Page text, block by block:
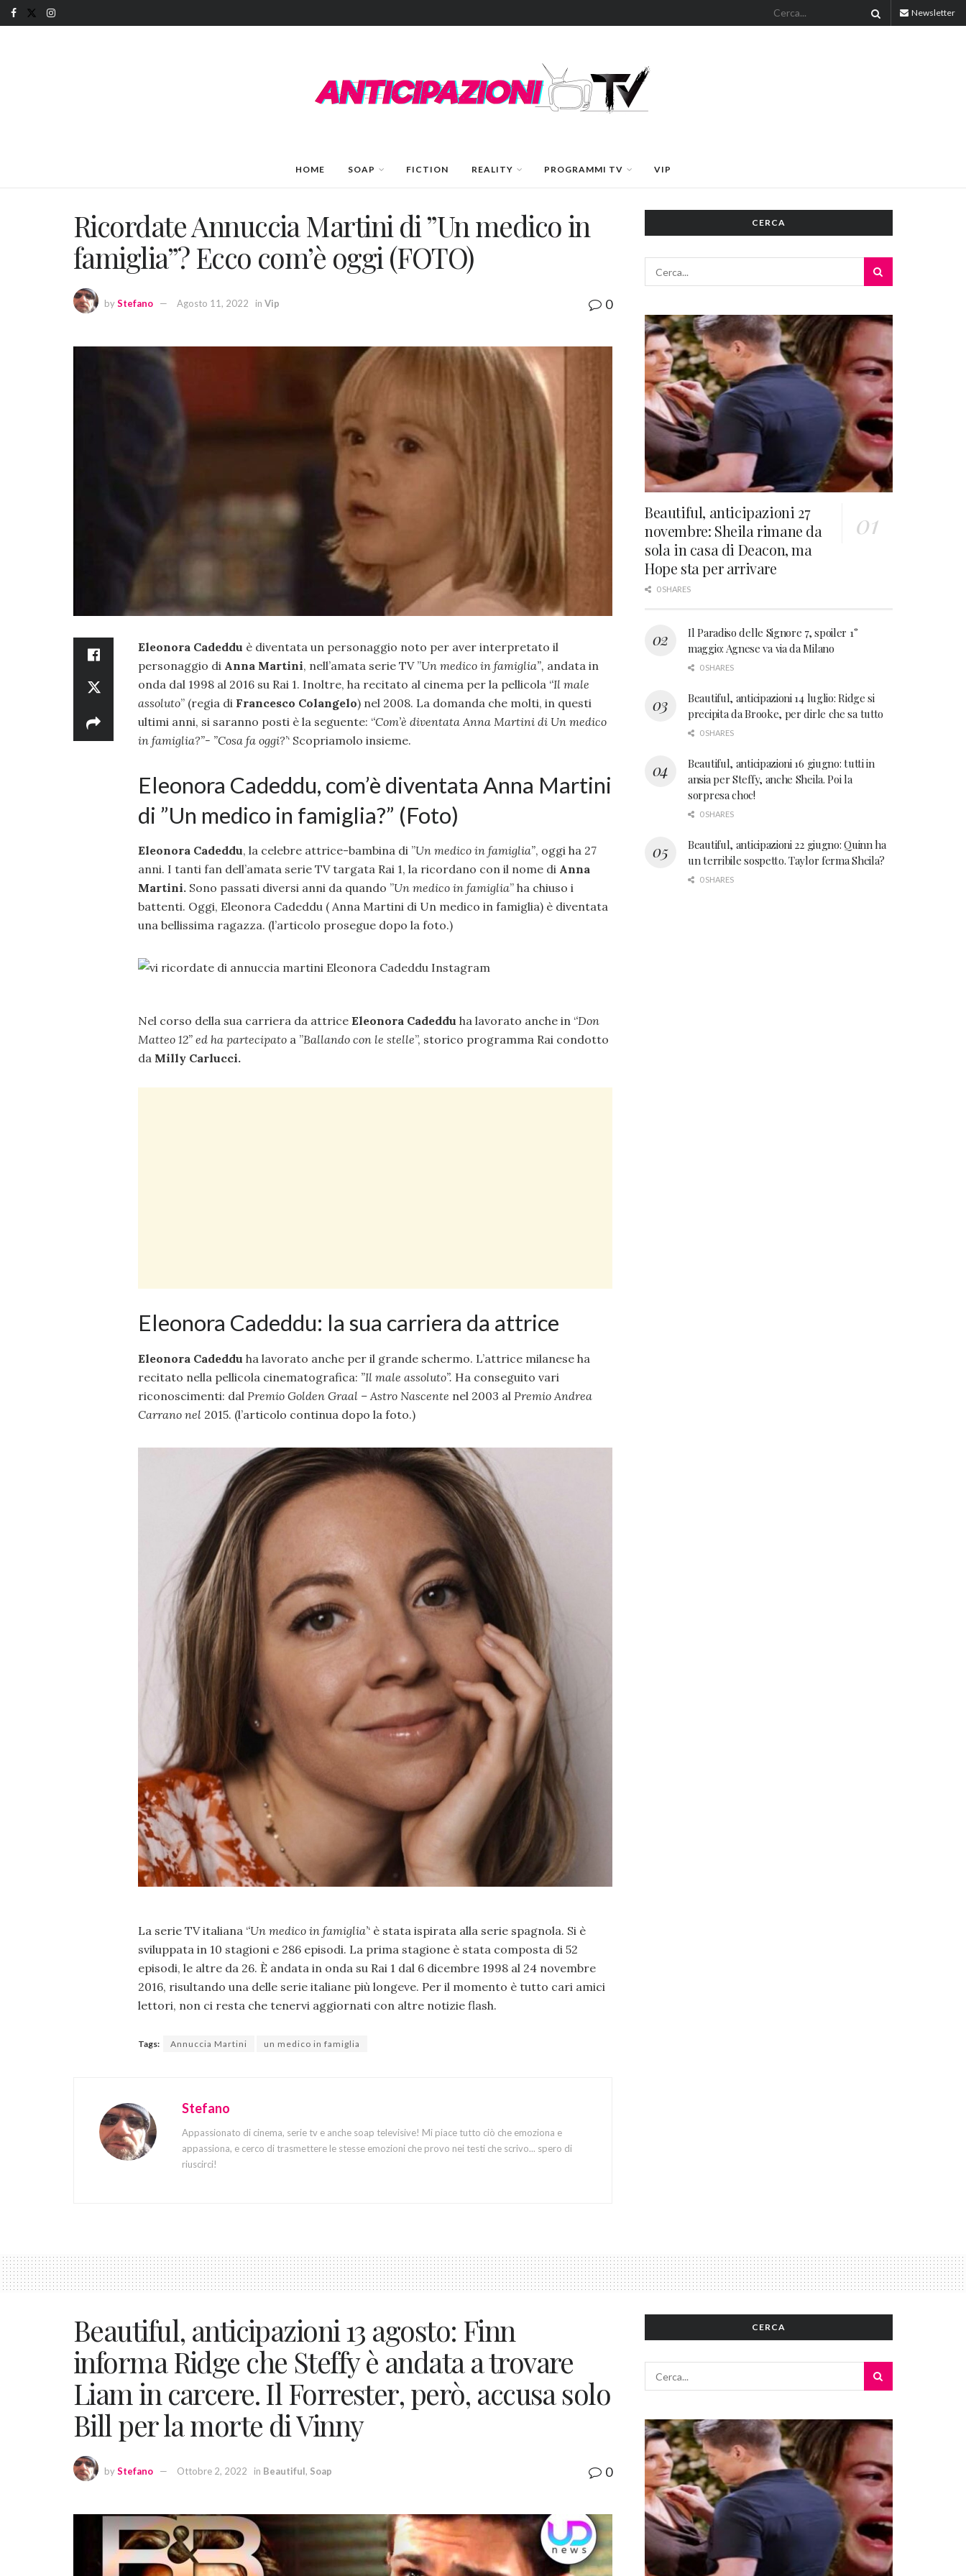
Newsletter
HOME SOAP FICTION REALITY PROGRAMMI TV VIP
Ricordate Annuccia Martini di ”Un medico in
famiglia”? Ecco com’è oggi (FOTO)
byStefano Agosto 11, 2022 in Vip 0
Eleonora Cadeddu è diventata un personaggio noto per aver interpretato il
personaggio di Anna Martini, nell’amata serie TV ”Un medico in famiglia”, andata in
onda dal 1998 al 2016 su Rai 1. Inoltre, ha recitato al cinema per la pellicola ‘‘Il male
assoluto” (regia di Francesco Colangelo) nel 2008. La domanda che molti, in questi
ultimi anni, si saranno posti è la seguente: ‘‘Com’è diventata Anna Martini di Un medico
in famiglia?”- ”Cosa fa oggi?’‘ Scopriamolo insieme.
Eleonora Cadeddu, com’è diventata Anna Martini
di ”Un medico in famiglia?” (Foto)
Eleonora Cadeddu, la celebre attrice-bambina di ”Un medico in famiglia”, oggi ha 27
anni. I tanti fan dell’amata serie TV targata Rai 1, la ricordano con il nome di Anna
Martini. Sono passati diversi anni da quando ”Un medico in famiglia” ha chiuso i
battenti. Oggi, Eleonora Cadeddu ( Anna Martini di Un medico in famiglia) è diventata
una bellissima ragazza. (l’articolo prosegue dopo la foto.)
Nel corso della sua carriera da attrice Eleonora Cadeddu ha lavorato anche in ‘‘Don
Matteo 12” ed ha partecipato a ”Ballando con le stelle”, storico programma Rai condotto
da Milly Carlucci.
Eleonora Cadeddu: la sua carriera da attrice
Eleonora Cadeddu ha lavorato anche per il grande schermo. L’attrice milanese ha
recitato nella pellicola cinematografica: ”Il male assoluto”. Ha conseguito vari
riconoscimenti: dal Premio Golden Graal – Astro Nascente nel 2003 al Premio Andrea
Carrano nel 2015. (l’articolo continua dopo la foto.)
La serie TV italiana ‘‘Un medico in famiglia’‘ è stata ispirata alla serie spagnola. Si è
sviluppata in 10 stagioni e 286 episodi. La prima stagione è stata composta di 52
episodi, le altre da 26. È andata in onda su Rai 1 dal 6 dicembre 1998 al 24 novembre
2016, risultando una delle serie italiane più longeve. Per il momento è tutto cari amici
lettori, non ci resta che tenervi aggiornati con altre notizie flash.
Tags: Annuccia Martini un medico in famiglia
Stefano
Appassionato di cinema, serie tv e anche soap televisive! Mi piace tutto ciò che emoziona e
appassiona, e cerco di trasmettere le stesse emozioni che provo nei testi che scrivo... spero di
riuscirci!
CERCA
Beautiful, anticipazioni 27
novembre: Sheila rimane da
sola in casa di Deacon, ma
Hope sta per arrivare
0 SHARES
Il Paradiso delle Signore 7, spoiler 1°
maggio: Agnese va via da Milano
0 SHARES
Beautiful, anticipazioni 14 luglio: Ridge si
precipita da Brooke, per dirle che sa tutto
0 SHARES
Beautiful, anticipazioni 16 giugno: tutti in
ansia per Steffy, anche Sheila. Poi la
sorpresa choc!
0 SHARES
Beautiful, anticipazioni 22 giugno: Quinn ha
un terribile sospetto. Taylor ferma Sheila?
0 SHARES
Beautiful, anticipazioni 13 agosto: Finn
informa Ridge che Steffy è andata a trovare
Liam in carcere. Il Forrester, però, accusa solo
Bill per la morte di Vinny
byStefano Ottobre 2, 2022 in Beautiful, Soap 0
CERCA